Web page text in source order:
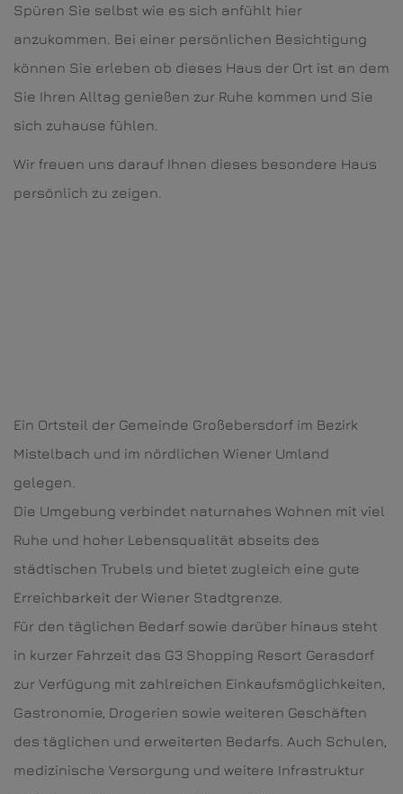
Spüren Sie selbst wie es sich anfühlt hier
anzukommen. Bei einer persönlichen Besichtigung
können Sie erleben ob dieses Haus der Ort ist an dem
Sie Ihren Alltag genießen zur Ruhe kommen und Sie
sich zuhause fühlen.
Wir freuen uns darauf Ihnen dieses besondere Haus
persönlich zu zeigen.
Ein Ortsteil der Gemeinde Großebersdorf im Bezirk
Mistelbach und im nördlichen Wiener Umland
gelegen.
Die Umgebung verbindet naturnahes Wohnen mit viel
Ruhe und hoher Lebensqualität abseits des
städtischen Trubels und bietet zugleich eine gute
Erreichbarkeit der Wiener Stadtgrenze.
Für den täglichen Bedarf sowie darüber hinaus steht
in kurzer Fahrzeit das G3 Shopping Resort Gerasdorf
zur Verfügung mit zahlreichen Einkaufsmöglichkeiten,
Gastronomie, Drogerien sowie weiteren Geschäften
des täglichen und erweiterten Bedarfs. Auch Schulen,
medizinische Versorgung und weitere Infrastruktur